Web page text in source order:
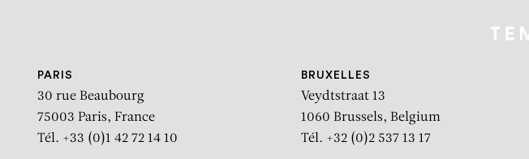
PARIS
30 rue Beaubourg
75003 Paris, France
Tél. +33 (0)1 42 72 14 10
BRUXELLES
Veydtstraat 13
1060 Brussels, Belgium
Tél. +32 (0)2 537 13 17